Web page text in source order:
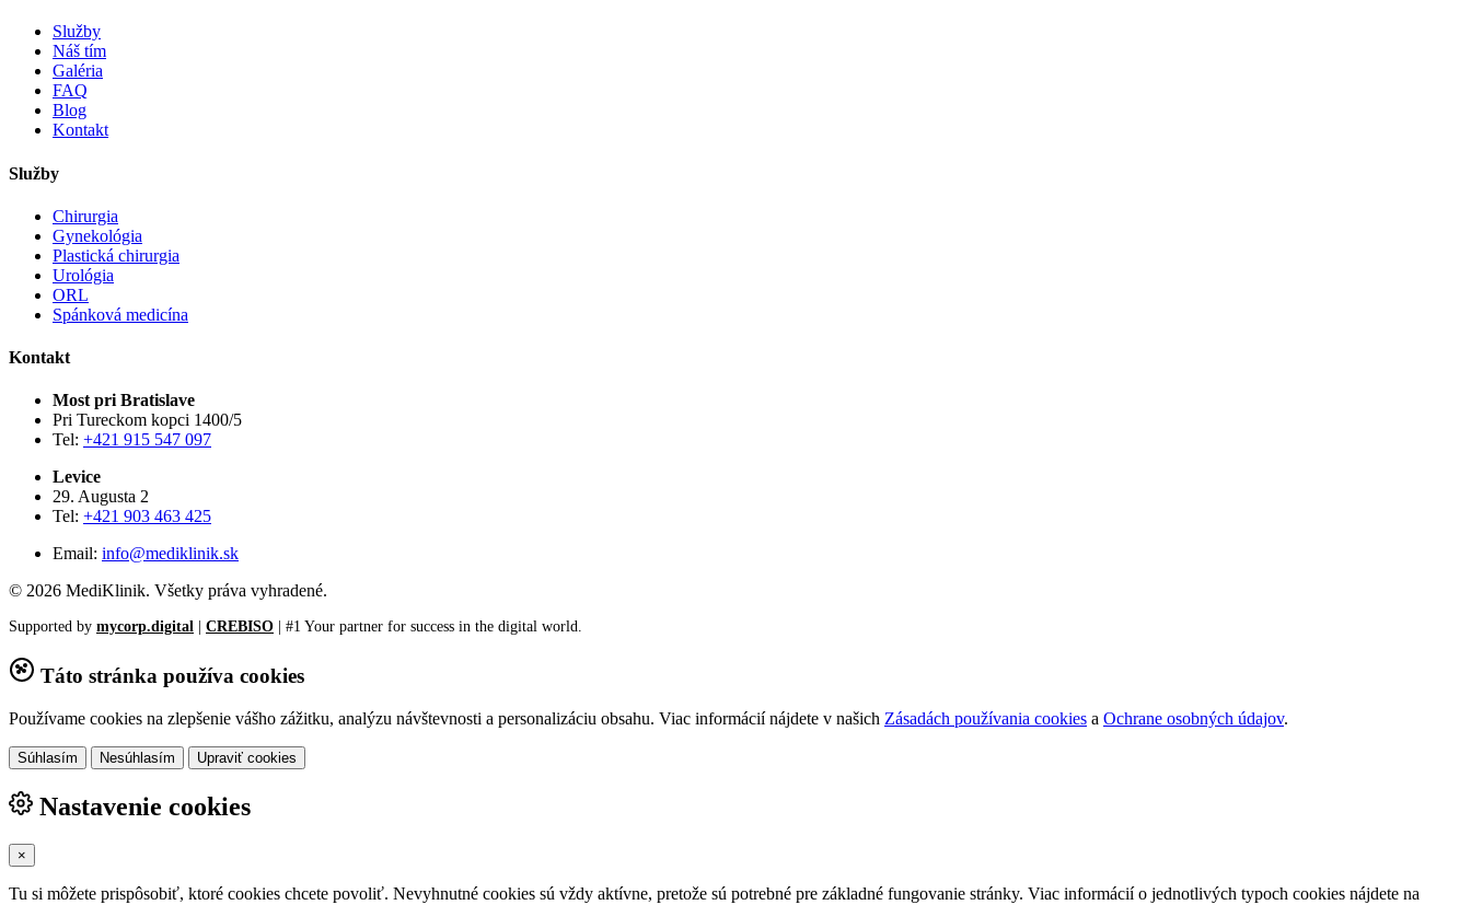
Služby
Náš tím
Galéria
FAQ
Blog
Kontakt
Služby
Chirurgia
Gynekológia
Plastická chirurgia
Urológia
ORL
Spánková medicína
Kontakt
Most pri Bratislave
Pri Tureckom kopci 1400/5
Tel: +421 915 547 097
Levice
29. Augusta 2
Tel: +421 903 463 425
Email: info@mediklinik.sk
© 2026 MediKlinik. Všetky práva vyhradené.
Supported by mycorp.digital CREBISO | #1 Your partner for success in the digital world.
Táto stránka používa cookies
Používame cookies na zlepšenie vášho zážitku, analýzu návštevnosti a personalizáciu obsahu. Viac informácií nájdete v našich Zásadách používania cookies a Ochrane osobných údajov.
Súhlasím Nesúhlasím Upraviť cookies
Nastavenie cookies
×
Tu si môžete prispôsobiť, ktoré cookies chcete povoliť. Nevyhnutné cookies sú vždy aktívne, pretože sú potrebné pre základné fungovanie stránky. Viac informácií o jednotlivých typoch cookies nájdete na